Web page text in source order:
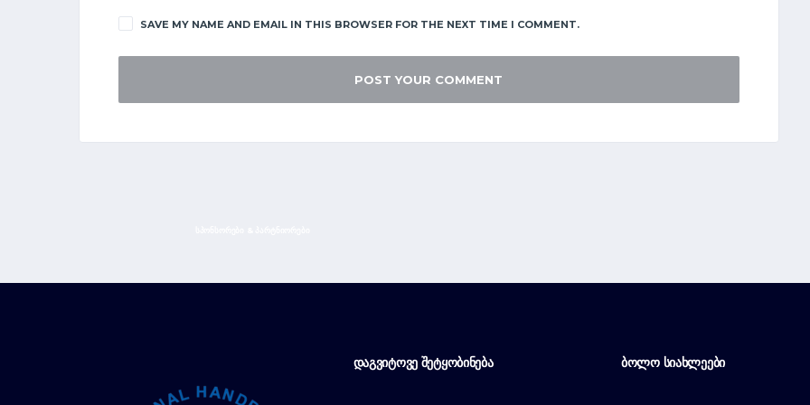
SAVE MY NAME AND EMAIL IN THIS BROWSER FOR THE NEXT TIME I COMMENT.
ᲓᲐᲒᲕᲘᲢᲝᲕᲔ ᲨᲔᲢᲧᲝᲑᲘᲜᲔᲑᲐ ᲑᲝᲚᲝ ᲡᲘᲐᲮᲚᲔᲔᲑᲘ